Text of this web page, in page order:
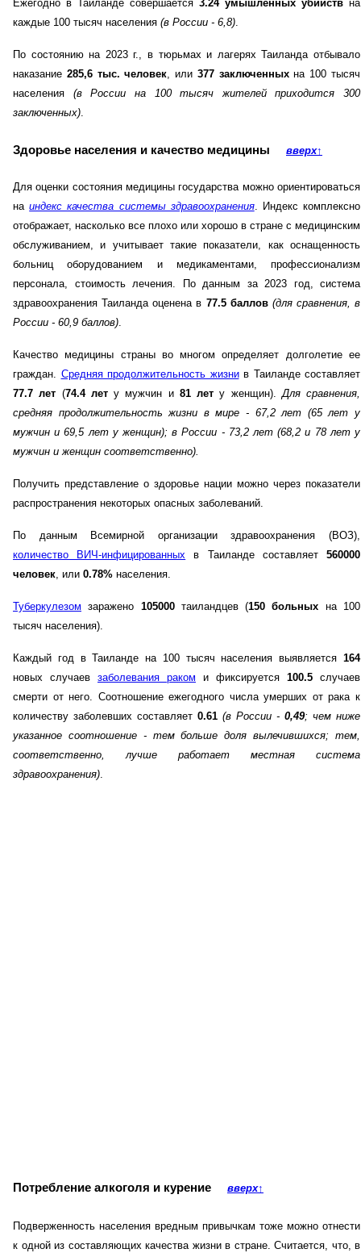
Ежегодно в Таиланде совершается 3.24 умышленных убийств на
каждые 100 тысяч населения (в России - 6,8).
По состоянию на 2023 г., в тюрьмах и лагерях Таиланда отбывало
наказание 285,6 тыс. человек, или 377 заключенныхна 100 тысяч
населения (в России на 100 тысяч жителей приходится 300
заключенных).
Здоровье населения и качество медицины вверх↑
Для оценки состояния медицины государства можно ориентироваться
наиндекс качества системы здравоохранения. Индекс комплексно
отображает, насколько все плохо или хорошо в стране с медицинским
обслуживанием, и учитывает такие показатели, как оснащенность
больниц оборудованием и медикаментами, профессионализм
персонала, стоимость лечения. По данным за 2023 год, система
здравоохранения Таиланда оценена в 77.5 баллов (для сравнения, в
России - 60,9 баллов).
Качество медицины страны во многом определяет долголетие ее
граждан. Средняя продолжительность жизнив Таиланде составляет
77.7 лет (74.4 лету мужчин и 81 лет у женщин).Для сравнения,
средняя продолжительность жизни в мире - 67,2 лет (65 лет у
мужчин и 69,5 лет у женщин); в России - 73,2 лет (68,2 и 78 лет у
мужчин и женщин соответственно).
Получить представление о здоровье нации можно через показатели
распространения некоторых опасных заболеваний.
По данным Всемирной организации здравоохранения (ВОЗ),
количество ВИЧ-инфицированных в Таиланде составляет560000
человек, или 0.78% населения.
Туберкулезом заражено 105000таиландцев (150 больных на 100
тысяч населения).
Каждый год в Таиланде на 100 тысяч населения выявляется 164
новых случаев заболевания раком и фиксируется 100.5 случаев
смерти от него. Соотношение ежегодного числа умерших от рака к
количеству заболевших составляет 0.61 (в России - 0,49; чем ниже
указанное соотношение - тем больше доля вылечившихся; тем,
соответственно, лучше работает местная система
здравоохранения).
Потребление алкоголя и курение вверх↑
Подверженность населения вредным привычкам тоже можно отнести
к одной из составляющих качества жизни в стране. Считается, что, в